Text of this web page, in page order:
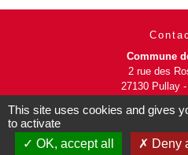
Commune
2 rue des
27130 Pullay
Site
This site uses cookies and gives
to activate
OK, accept all
Deny